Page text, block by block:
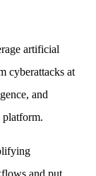
artificial
cyberattacks at
and
platform.
and put